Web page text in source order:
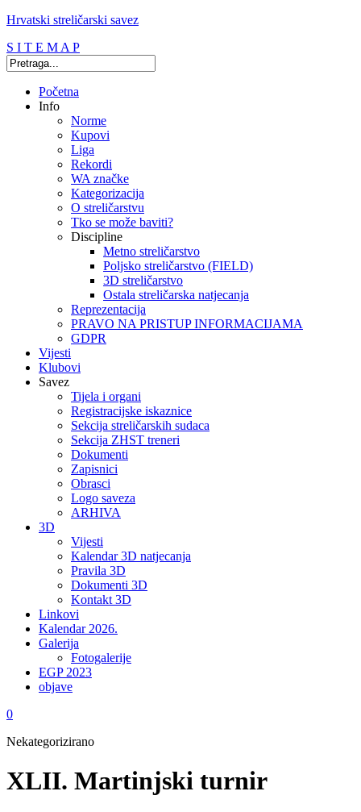
Hrvatski streličarski savez
S I T E M A P
Početna
Info
Norme
Kupovi
Liga
Rekordi
WA značke
Kategorizacija
O streličarstvu
Tko se može baviti?
Discipline
Metno streličarstvo
Poljsko streličarstvo (FIELD)
3D streličarstvo
Ostala streličarska natjecanja
Reprezentacija
PRAVO NA PRISTUP INFORMACIJAMA
GDPR
Vijesti
Klubovi
Savez
Tijela i organi
Registracijske iskaznice
Sekcija streličarskih sudaca
Sekcija ZHST treneri
Dokumenti
Zapisnici
Obrasci
Logo saveza
ARHIVA
3D
Vijesti
Kalendar 3D natjecanja
Pravila 3D
Dokumenti 3D
Kontakt 3D
Linkovi
Kalendar 2026.
Galerija
Fotogalerije
EGP 2023
objave
0
Nekategorizirano
XLII. Martinjski turnir